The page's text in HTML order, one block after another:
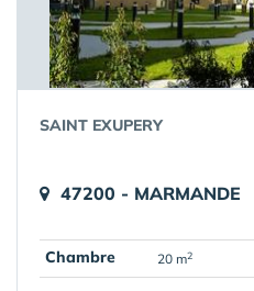
SAINT EXUPERY
47200 - MARMANDE
Chambre 20 m2